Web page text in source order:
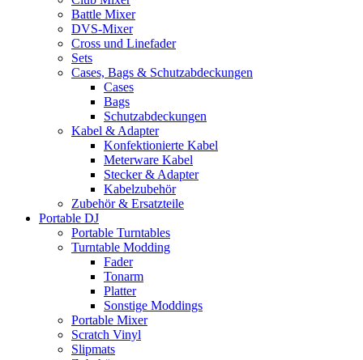
Battle Mixer
DVS-Mixer
Cross und Linefader
Sets
Cases, Bags & Schutzabdeckungen
Cases
Bags
Schutzabdeckungen
Kabel & Adapter
Konfektionierte Kabel
Meterware Kabel
Stecker & Adapter
Kabelzubehör
Zubehör & Ersatzteile
Portable DJ
Portable Turntables
Turntable Modding
Fader
Tonarm
Platter
Sonstige Moddings
Portable Mixer
Scratch Vinyl
Slipmats